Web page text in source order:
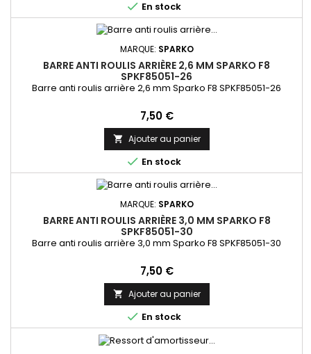
 En stock
MARQUE: SPARKO
BARRE ANTI ROULIS ARRIÈRE 2,6 MM SPARKO F8
SPKF85051-26
Barre anti roulis arrière 2,6 mm Sparko F8 SPKF85051-26
Prix
7,50 €
 Ajouter au panier
 En stock
MARQUE: SPARKO
BARRE ANTI ROULIS ARRIÈRE 3,0 MM SPARKO F8
SPKF85051-30
Barre anti roulis arrière 3,0 mm Sparko F8 SPKF85051-30
Prix
7,50 €
 Ajouter au panier
 En stock